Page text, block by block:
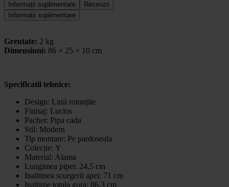
Informații suplimentare
Recenzii
Informații suplimentare
Greutate: 2 kg
Dimensiuni: 86 × 25 × 10 cm
Specificatii tehnice:
Design: Linii rotunjite
Finisaj: Lucios
Pachet: Pipa cada
Stil: Modern
Tip montare: Pe pardoseala
Colecție: Y
Material: Alama
Lungimea pipei: 24,5 cm
Inaltimea scurgerii apei: 71 cm
Inaltime totala gura: 86,3 cm